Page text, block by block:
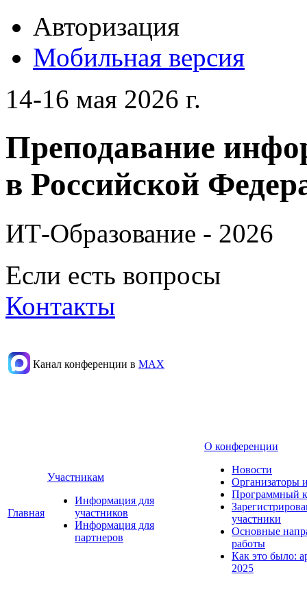
Авторизация
Мобильная версия
14-16 мая 2026 г.
Преподавание
в Российской
ИТ-Образование - 2026
Если есть вопросы
Контакты
Канал конференции в МАХ
Главная
Участникам
Информация для
участников
Информация для
партнеров
О конференции
Новости
Организаторы
Программный
участники
Основные
работы
Как это было:
2025